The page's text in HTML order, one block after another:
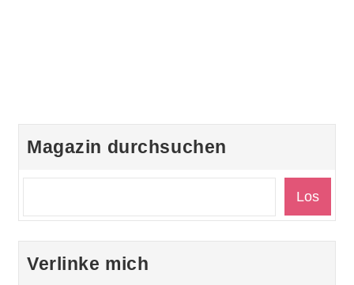
Magazin durchsuchen
Verlinke mich